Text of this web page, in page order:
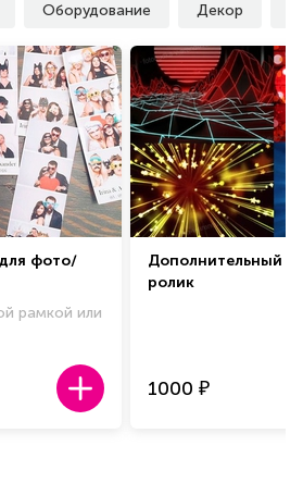
Оборудование Декор
фото/
рамкой или
Дополнительный
ролик
1000 ₽